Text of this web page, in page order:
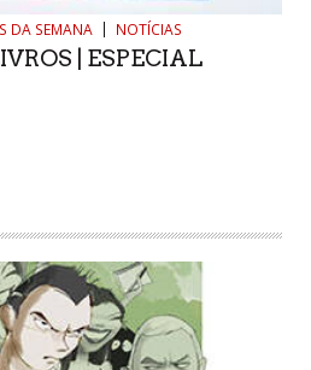
DA SEMANA NOTÍCIAS
| ESPECIAL